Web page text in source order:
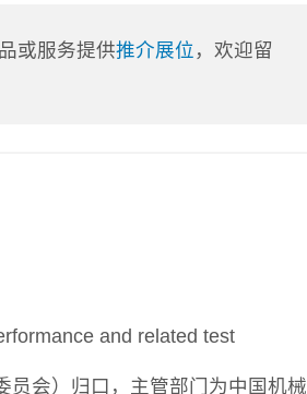
或服务提供推介展位 ，欢迎留
and related test
员会）归口，主管部门为中国机械